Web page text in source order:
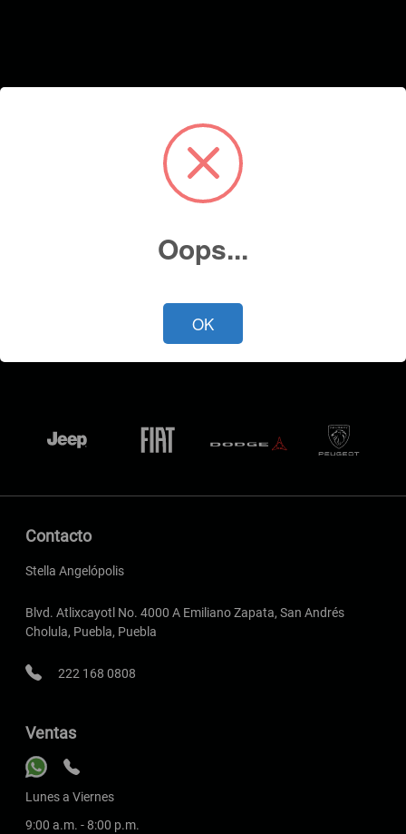
Contacto
Stella Angelópolis
Blvd. Atlixcayotl No. 4000 A Emiliano Zapata, San Andrés
Cholula, Puebla, Puebla
222 168 0808
Ventas
Lunes a Viernes
9:00 a.m. - 8:00 p.m.
Oops...
OK